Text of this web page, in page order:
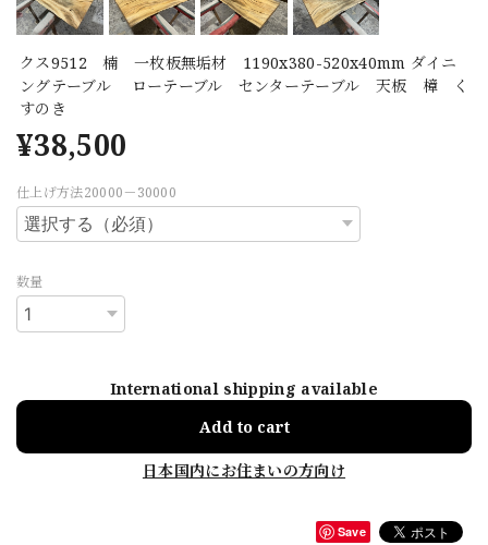
クス9512 楠 一枚板無垢材 1190x380-520x40mm ダイニ
ングテーブル ローテーブル センターテーブル 天板 樟 く
すのき
¥38,500
仕上げ方法20000－30000
数量
International shipping available
Add to cart
日本国内にお住まいの方向け
Save